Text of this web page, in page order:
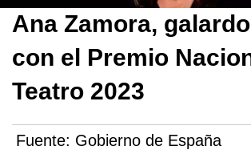
Ana Zamora,
con el Premio
Teatro 2023
Fuente: Gobierno de España